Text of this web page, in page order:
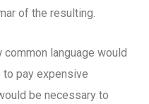
of the resulting.
language would
pay expensive
be necessary to